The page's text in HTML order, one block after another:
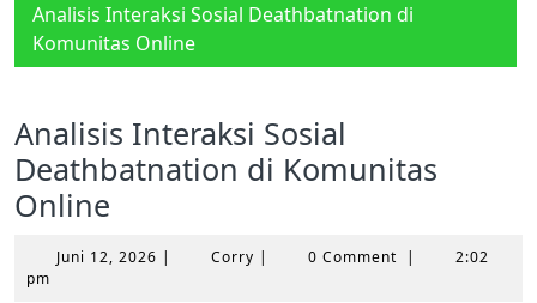
Analisis Interaksi Sosial Deathbatnation di
Komunitas Online
Analisis Interaksi Sosial
Deathbatnation di Komunitas
Online
Juni 12, 2026 Juni
| Corry Corry
| 0 Comment |
2:02
pm